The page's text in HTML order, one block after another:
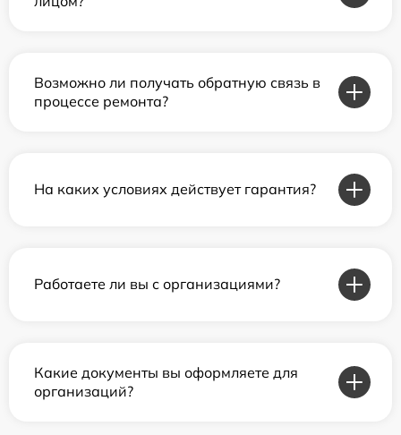
Возможно ли получать обратную связь в
процессе ремонта?
На каких условиях действует гарантия?
Работаете ли вы с организациями?
Какие документы вы оформляете для
организаций?